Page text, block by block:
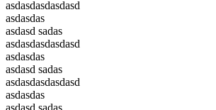
asdasdasdasdasd
asdasdas
asdasd sadas
asdasdasdasdasd
asdasdas
asdasd sadas
asdasdasdasdasd
asdasdas
asdasd sadas